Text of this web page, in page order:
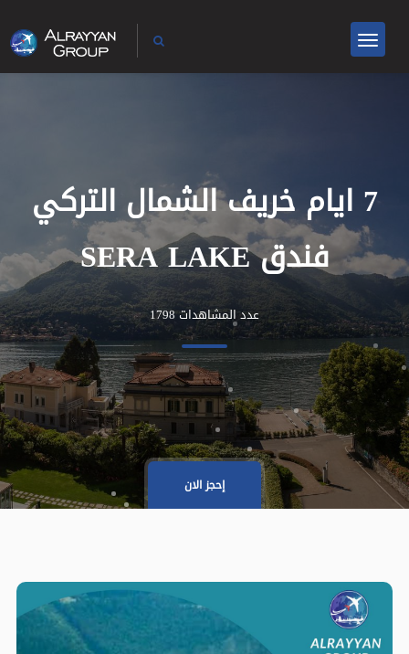
7 ايام خريف الشمال التركي
فندق SERA LAKE
عدد المشاهدات 1798
إحجز الان